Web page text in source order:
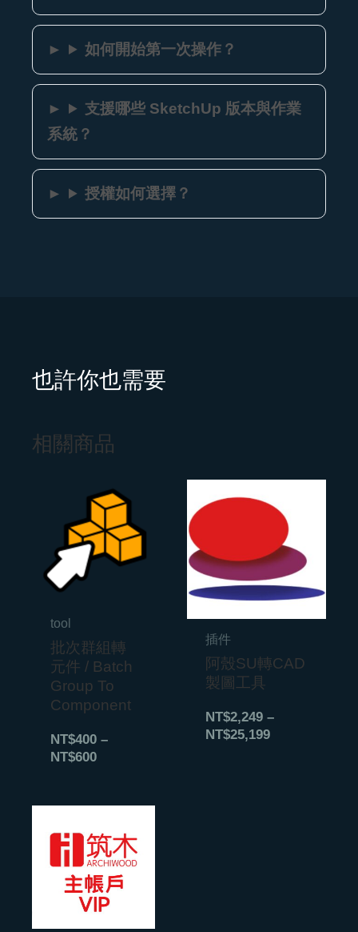
如何開始第一次操作？
支援哪些 SketchUp 版本與作業
系統？
授權如何選擇？
也許你也需要
相關商品
tool
批次群組轉
元件 / Batch
Group To
Component
NT$400 –
NT$600
價
格
範
圍：
NT$400
插件
阿殼SU轉CAD
製圖工具
NT$2,249 –
NT$25,199
格
圍：
NT$2,249
到
NT$25,199